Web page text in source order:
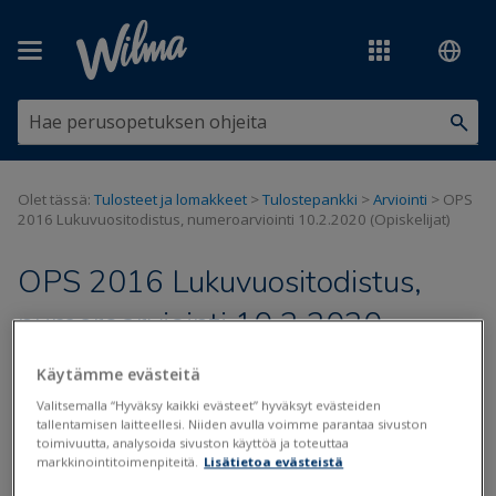
Olet tässä: Tulosteet ja lomakkeet >Tulostepankki >Arviointi > OPS
2016 Lukuvuositodistus, numeroarviointi 10.2.2020 (Opiskelijat)
OPS 2016 Lukuvuositodistus,
numeroarviointi 10.2.2020
(Opiskelijat)
Päivitetty viimeksi: 2.6.2022
Käytämme evästeitä
Valitsemalla “Hyväksy kaikki evästeet” hyväksyt evästeiden
tallentamisen laitteellesi. Niiden avulla voimme parantaa sivuston
toimivuutta, analysoida sivuston käyttöä ja toteuttaa
markkinointitoimenpiteitä. Lisätietoa evästeistä